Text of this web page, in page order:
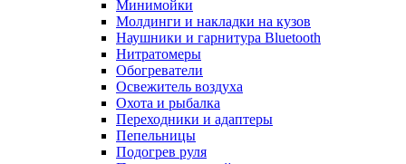
Минимойки
Молдинги и накладки на кузов
Наушники и гарнитура Bluetooth
Нитратомеры
Обогреватели
Освежитель воздуха
Охота и рыбалка
Переходники и адаптеры
Пепельницы
Подогрев руля